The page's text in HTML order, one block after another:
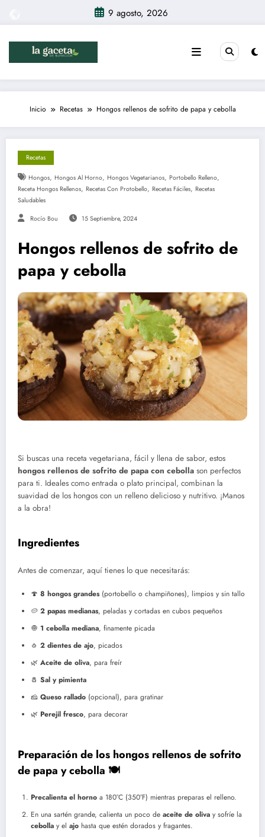
contenido
9 agosto, 2026
Inicio Recetas Hongos rellenos de sofrito de papa y cebolla
Recetas
Hongos, Hongos Al Horno, Hongos Vegetarianos, Portobello Relleno,
Receta Hongos Rellenos, Recetas Con Protobello, Recetas Fáciles, Recetas
Saludables
Rocío Bou 15 Septiembre, 2024
Hongos rellenos de sofrito de
papa y cebolla
Si buscas una receta vegetariana, fácil y llena de sabor, estos
hongos rellenos de sofrito de papa con cebolla son perfectos
para ti. Ideales como entrada o plato principal, combinan la
suavidad de los hongos con un relleno delicioso y nutritivo. ¡Manos
a la obra!
Ingredientes
Antes de comenzar, aquí tienes lo que necesitarás:
🍄 8 hongos grandes(portobello o champiñones), limpios y sin tallo
🥔 2 papas medianas, peladas y cortadas en cubos pequeños
🧅 1 cebolla mediana, finamente picada
🧄 2 dientes de ajo, picados
🌿 Aceite de oliva, para freír
🧂 Sal y pimienta
🧀 Queso rallado (opcional), para gratinar
🌿 Perejil fresco, para decorar
Preparación de los hongos rellenos de sofrito
de papa y cebolla 🍽️
Precalienta el horno a 180°C (350°F) mientras preparas el relleno.
En una sartén grande, calienta un poco de aceite de oliva y sofríe la
cebolla y el ajo hasta que estén dorados y fragantes.